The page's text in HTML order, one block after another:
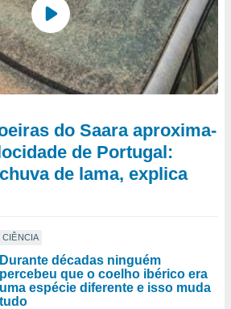
do Saara aproxima-
de Portugal:
de lama, explica
CIÊNCIA
Durante décadas ninguém
percebeu que o coelho ibérico era
uma espécie diferente e isso muda
tudo